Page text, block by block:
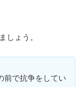
しょう。
前で抗争をしてい